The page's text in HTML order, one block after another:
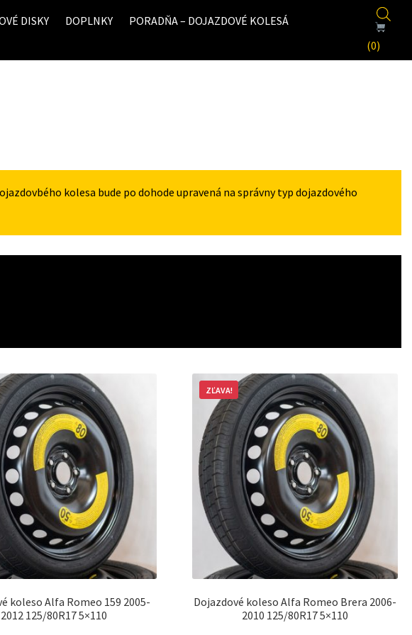
DISKY DOPLNKY
PORADŇA – DOJAZDOVÉ KOLESÁ
(0)
kolesa bude po dohode upravená na správny typ dojazdového
koleso Alfa Romeo 159 2005-
2012 125/80R17 5×110
Dojazdové koleso Alfa Romeo Brera 2006-
2010 125/80R17 5×110
ZĽAVA!